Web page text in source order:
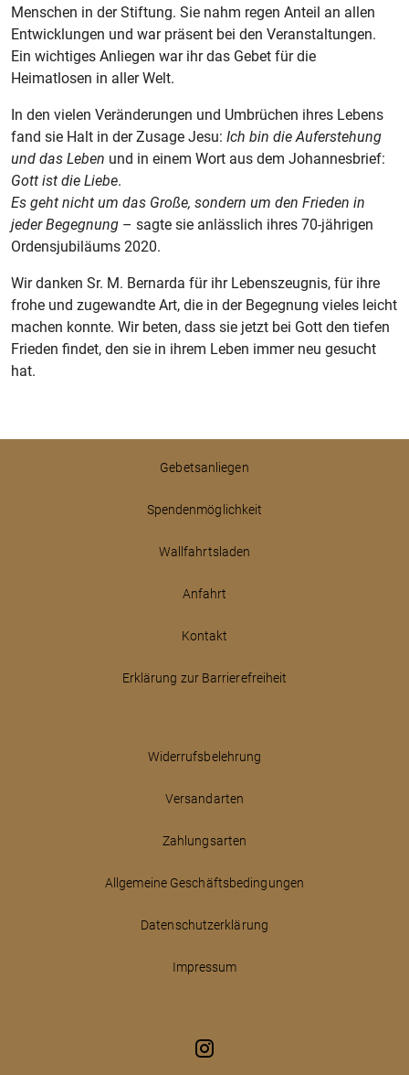
Menschen in der Stiftung. Sie nahm regen Anteil an allen
Entwicklungen und war präsent bei den Veranstaltungen.
Ein wichtiges Anliegen war ihr das Gebet für die
Heimatlosen in aller Welt.
In den vielen Veränderungen und Umbrüchen ihres Lebens
fand sie Halt in der Zusage Jesu: Ich bin die Auferstehung
und das Leben und in einem Wort aus dem Johannesbrief:
Gott ist die Liebe.
Es geht nicht um das Große, sondern um den Frieden in
jeder Begegnung – sagte sie anlässlich ihres 70-jährigen
Ordensjubiläums 2020.
Wir danken Sr. M. Bernarda für ihr Lebenszeugnis, für ihre
frohe und zugewandte Art, die in der Begegnung vieles leicht
machen konnte. Wir beten, dass sie jetzt bei Gott den tiefen
Frieden findet, den sie in ihrem Leben immer neu gesucht
hat.
Gebetsanliegen
Spendenmöglichkeit
Wallfahrtsladen
Anfahrt
Kontakt
Erklärung zur Barrierefreiheit
Widerrufsbelehrung
Versandarten
Zahlungsarten
Allgemeine Geschäftsbedingungen
Datenschutzerklärung
Impressum